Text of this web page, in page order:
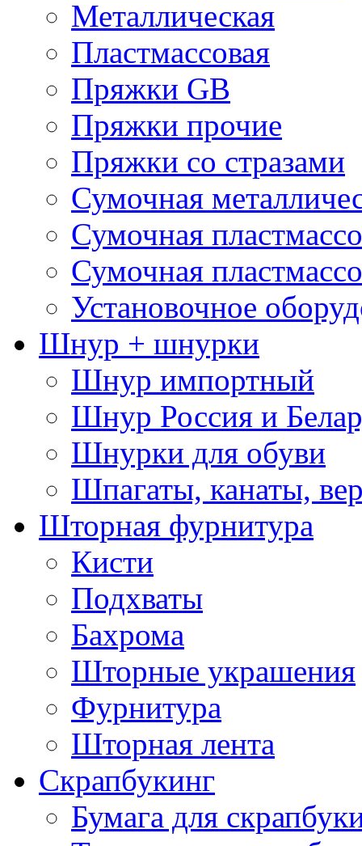
Металлическая
Пластмассовая
Пряжки GB
Пряжки прочие
Пряжки со стразами
Сумочная
Сумочная
Сумочная
Установочное
Шнур + шнурки
Шнур импортный
Шнур Россия и
Шнурки для обуви
Шпагаты, канаты,
Шторная фурнитура
Кисти
Подхваты
Бахрома
Шторные украшения
Фурнитура
Шторная лента
Скрапбукинг
Бумага для